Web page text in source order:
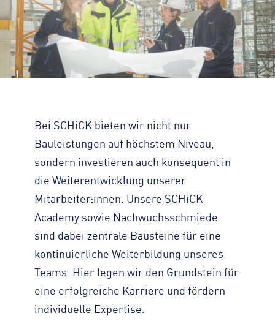
Straßenreinigung
Turmdrehkran
Baumaschinen
Containerservice
Zahlen, Daten, Fakten
Standorte
Geschichte
Engagement
KONTAKT
Impressum
Datenschutz
Barrierefreiheit
Downloads
Kontaktformular
Bei SCHiCK bieten wir nicht nur
Bauleistungen auf höchstem Niveau,
sondern investieren auch konsequent in
die Weiterentwicklung unserer
Mitarbeiter:innen. Unsere SCHiCK
Academy sowie Nachwuchsschmiede
sind dabei zentrale Bausteine für eine
kontinuierliche Weiterbildung unseres
Teams. Hier legen wir den Grundstein für
eine erfolgreiche Karriere und fördern
individuelle Expertise.